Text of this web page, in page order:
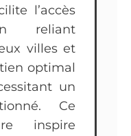
l’accès
reliant
villes et
optimal
un
Ce
inspire